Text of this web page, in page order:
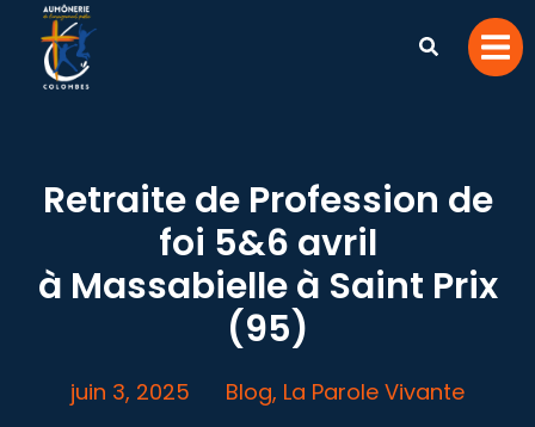
Retraite de Profession de
foi 5&6 avril
à Massabielle à Saint Prix
(95)
juin 3, 2025 Blog, La Parole Vivante